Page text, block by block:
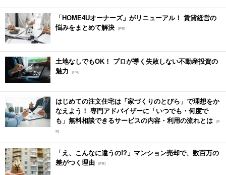
「HOME4Uオーナーズ」がリニューアル！ 賃貸経営の
悩みをまとめて解決 [PR]
土地なしでもOK！ プロが導く失敗しない不動産投資の
魅力
[PR]
はじめての注文住宅は「家づくりのとびら」で理想をか
なえよう！ 専門アドバイザーに「いつでも・何度で
も」無料相談できるサービスの内容・利用の流れとは [P
R]
「え、こんなに違うの!?」マンション売却で、数百万の
差がつく理由 [PR]